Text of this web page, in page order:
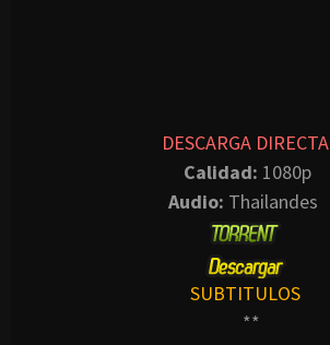
DESCARGA DIRECTA
Calidad: 1080p
Audio: Thailandes
SUBTITULOS
**